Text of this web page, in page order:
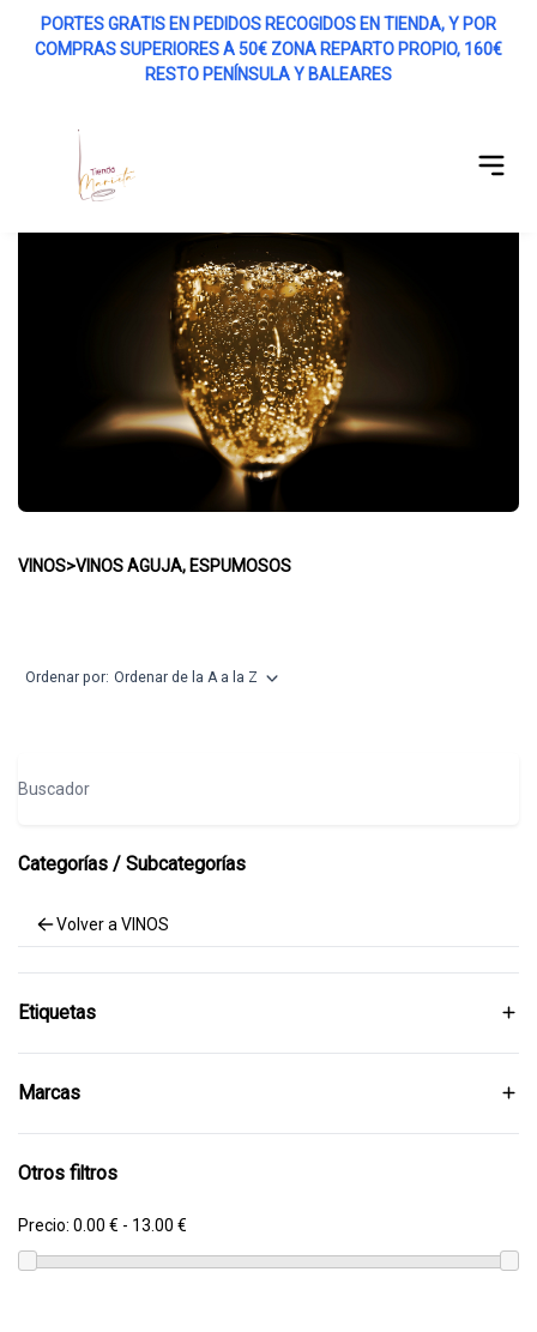
PORTES GRATIS EN PEDIDOS RECOGIDOS EN TIENDA, Y POR
COMPRAS SUPERIORES A 50€ ZONA REPARTO PROPIO, 160€
RESTO PENÍNSULA Y BALEARES
VINOS AGUJA, ESPUMOSOS
VINOS>VINOS AGUJA, ESPUMOSOS
Ordenar por: Ordenar de la A a la Z
Categorías / Subcategorías
Volver a VINOS
Etiquetas
Marcas
Otros filtros
Precio: 0.00 € - 13.00 €